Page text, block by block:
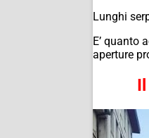
Lunghi
E’ quanto
aperture